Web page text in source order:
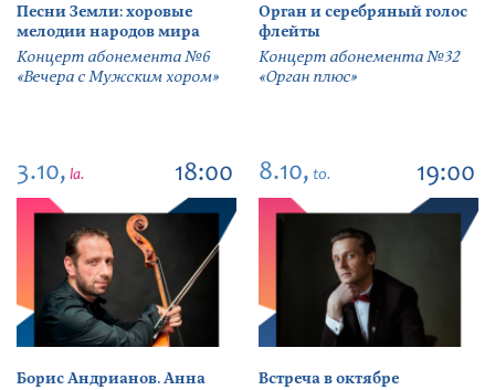
Песни Земли: хоровые
мелодии народов мира
Концерт абонемента №6
«Вечера с Мужским хором»
Орган и серебряный голос
флейты
Концерт абонемента №32
«Орган плюс»
3.10, la. 18:00
Борис Андрианов. Анна
8.10, to. 19:00
Встреча в октябре